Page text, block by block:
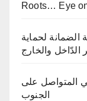
Roots… Eye
لحماية
والخارج
المتواصل على
الجنوب